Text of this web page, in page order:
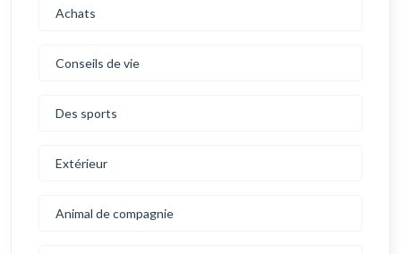
Achats
Conseils de vie
Des sports
Extérieur
Animal de compagnie